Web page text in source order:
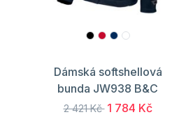
Dámská softshellová
bunda JW938 B&C
2 421 Kč 1 784 Kč